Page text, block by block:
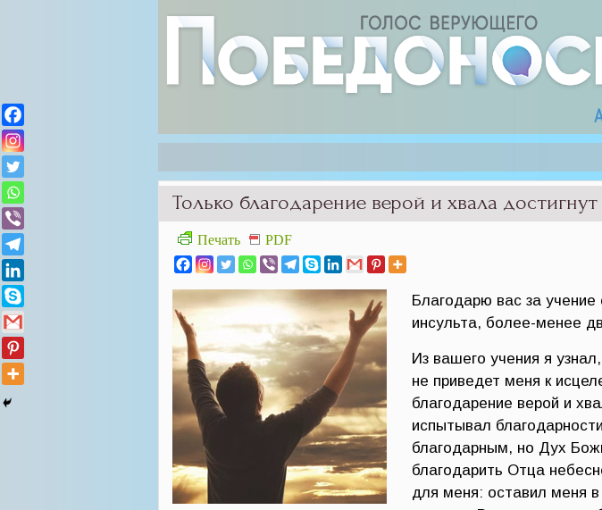
Только благодарение верой и хвала
Печать PDF
Благодарю вас за
инсульта, более-менее
Из вашего учения я
не приведет меня к
благодарение верой и
испытывал
благодарным, но Дух
благодарить Отца
для меня: оставил меня